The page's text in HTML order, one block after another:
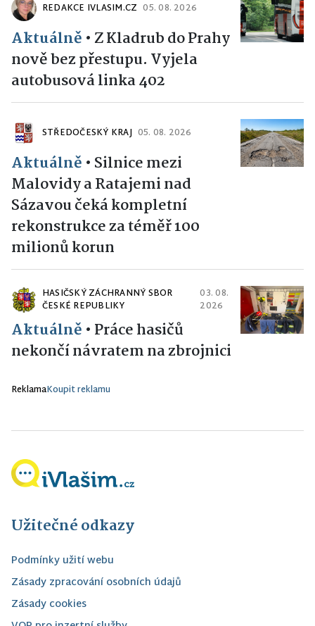
REDAKCE IVLASIM.CZ 05. 08. 2026
Aktuálně • Z Kladrub do Prahy
nově bez přestupu. Vyjela
autobusová linka 402
STŘEDOČESKÝ KRAJ 05. 08. 2026
Aktuálně • Silnice mezi
Malovidy a Ratajemi nad
Sázavou čeká kompletní
rekonstrukce za téměř 100
milionů korun
HASIČSKÝ ZÁCHRANNÝ SBOR
ČESKÉ REPUBLIKY
03. 08.
2026
Aktuálně • Práce hasičů
nekončí návratem na zbrojnici
ReklamaKoupit reklamu
Užitečné odkazy
Podmínky užití webu
Zásady zpracování osobních údajů
Zásady cookies